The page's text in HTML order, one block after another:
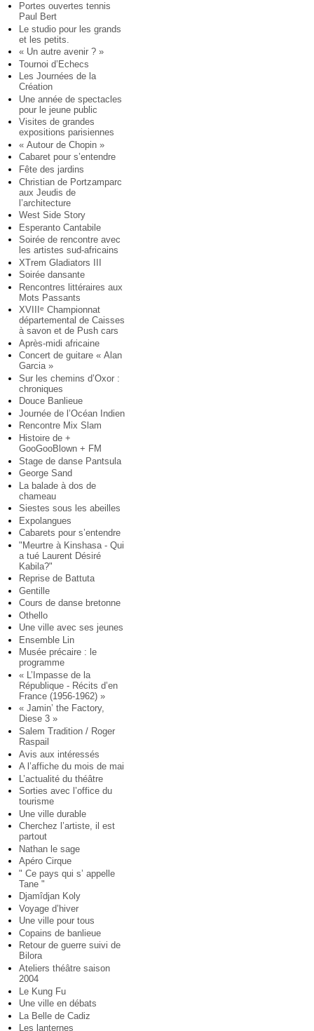
Portes ouvertes tennis
Paul Bert
Le studio pour les grands
et les petits.
« Un autre avenir ? »
Tournoi d’Echecs
Les Journées de la
Création
Une année de spectacles
pour le jeune public
Visites de grandes
expositions parisiennes
« Autour de Chopin »
Cabaret pour s’entendre
Fête des jardins
Christian de Portzamparc
aux Jeudis de
l’architecture
West Side Story
Esperanto Cantabile
Soirée de rencontre avec
les artistes sud-africains
XTrem Gladiators III
Soirée dansante
Rencontres littéraires aux
Mots Passants
XVIII
e Championnat
départemental de Caisses
à savon et de Push cars
Après-midi africaine
Concert de guitare « Alan
Garcia »
Sur les chemins d’Oxor :
chroniques
Douce Banlieue
Journée de l’Océan Indien
Rencontre Mix Slam
Histoire de +
GooGooBlown + FM
Stage de danse Pantsula
George Sand
La balade à dos de
chameau
Siestes sous les abeilles
Expolangues
Cabarets pour s’entendre
"Meurtre à Kinshasa - Qui
a tué Laurent Désiré
Kabila?"
Reprise de Battuta
Gentille
Cours de danse bretonne
Othello
Une ville avec ses jeunes
Ensemble Lin
Musée précaire : le
programme
« L’Impasse de la
République - Récits d’en
France (1956-1962) »
« Jamin’ the Factory,
Diese 3 »
Salem Tradition / Roger
Raspail
Avis aux intéressés
A l’affiche du mois de mai
L’actualité du théâtre
Sorties avec l’office du
tourisme
Une ville durable
Cherchez l’artiste, il est
partout
Nathan le sage
Apéro Cirque
" Ce pays qui s’ appelle
Tane "
Djamîdjan Koly
Voyage d’hiver
Une ville pour tous
Copains de banlieue
Retour de guerre suivi de
Bilora
Ateliers théâtre saison
2004
Le Kung Fu
Une ville en débats
La Belle de Cadiz
Les lanternes